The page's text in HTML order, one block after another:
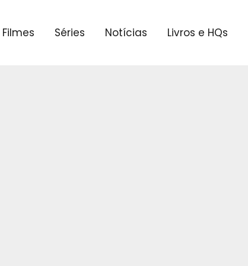
Filmes Séries Notícias Livros e HQs